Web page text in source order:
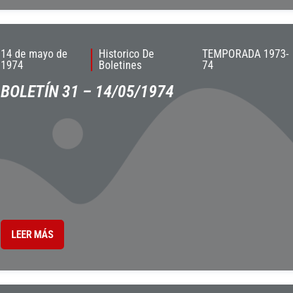
14 de mayo de
1974
Historico De
Boletines
TEMPORADA 1973-
74
BOLETÍN 31 – 14/05/1974
LEER MÁS